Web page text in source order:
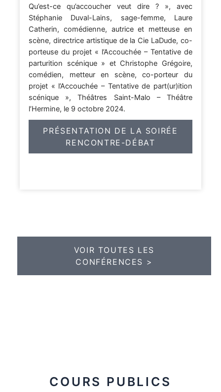
Qu’est-ce qu’accoucher veut dire ? », avec
Stéphanie Duval-Lains, sage-femme, Laure
Catherin, comédienne, autrice et metteuse en
scène, directrice artistique de la Cie LaDude, co-
porteuse du projet « l’Accouchée – Tentative de
parturition scénique » et Christophe Grégoire,
comédien, metteur en scène, co-porteur du
projet « l’Accouchée – Tentative de part(ur)ition
scénique », Théâtres Saint-Malo – Théâtre
l’Hermine, le 9 octobre 2024.
PRÉSENTATION DE LA SOIRÉE
RENCONTRE-DÉBAT
VOIR TOUTES LES
CONFÉRENCES >
COURS PUBLICS